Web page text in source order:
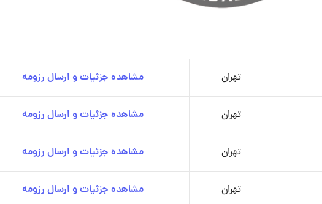
تهران مشاهده جزئیات و ارسال رزومه
تهران مشاهده جزئیات و ارسال رزومه
تهران مشاهده جزئیات و ارسال رزومه
تهران مشاهده جزئیات و ارسال رزومه